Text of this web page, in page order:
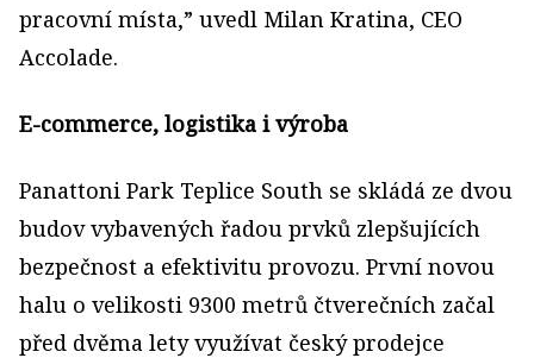
pracovní místa,” uvedl Milan Kratina, CEO
Accolade.
E-commerce, logistika i výroba
Panattoni Park Teplice South se skládá ze dvou
budov vybavených řadou prvků zlepšujících
bezpečnost a efektivitu provozu. První novou
halu o velikosti 9300 metrů čtverečních začal
před dvěma lety využívat český prodejce